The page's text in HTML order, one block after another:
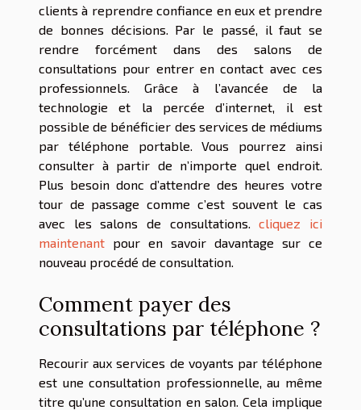
clients à reprendre confiance en eux et prendre
de bonnes décisions. Par le passé, il faut se
rendre forcément dans des salons de
consultations pour entrer en contact avec ces
professionnels. Grâce à l’avancée de la
technologie et la percée d’internet, il est
possible de bénéficier des services de médiums
par téléphone portable. Vous pourrez ainsi
consulter à partir de n’importe quel endroit.
Plus besoin donc d’attendre des heures votre
tour de passage comme c’est souvent le cas
avec les salons de consultations.cliquez ici
maintenant pour en savoir davantage sur ce
nouveau procédé de consultation.
Comment payer des
consultations par téléphone ?
Recourir aux services de voyants par téléphone
est une consultation professionnelle, au même
titre qu’une consultation en salon. Cela implique